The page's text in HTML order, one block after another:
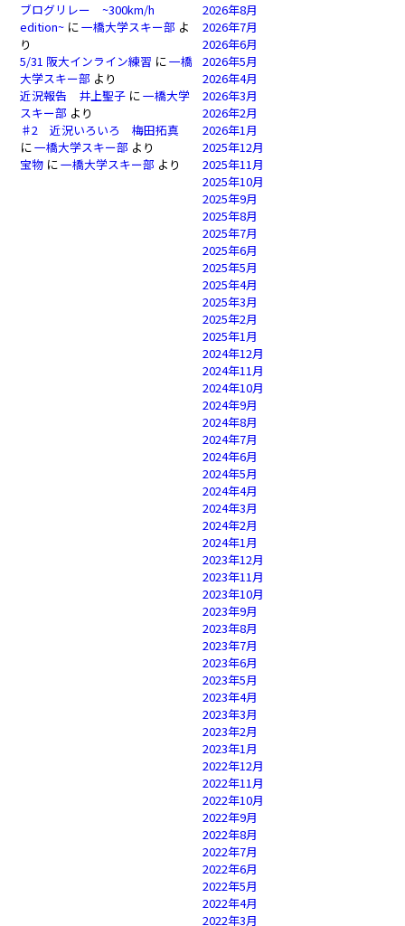
ブログリレー ~300km/h
edition~ に一橋大学スキー部 よ
り
5/31 阪大インライン練習 に一橋
大学スキー部 より
近況報告 井上聖子 に一橋大学
スキー部 より
♯2 近況いろいろ 梅田拓真
に一橋大学スキー部 より
宝物 に一橋大学スキー部 より
2026年8月
2026年7月
2026年6月
2026年5月
2026年4月
2026年3月
2026年2月
2026年1月
2025年12月
2025年11月
2025年10月
2025年9月
2025年8月
2025年7月
2025年6月
2025年5月
2025年4月
2025年3月
2025年2月
2025年1月
2024年12月
2024年11月
2024年10月
2024年9月
2024年8月
2024年7月
2024年6月
2024年5月
2024年4月
2024年3月
2024年2月
2024年1月
2023年12月
2023年11月
2023年10月
2023年9月
2023年8月
2023年7月
2023年6月
2023年5月
2023年4月
2023年3月
2023年2月
2023年1月
2022年12月
2022年11月
2022年10月
2022年9月
2022年8月
2022年7月
2022年6月
2022年5月
2022年4月
2022年3月